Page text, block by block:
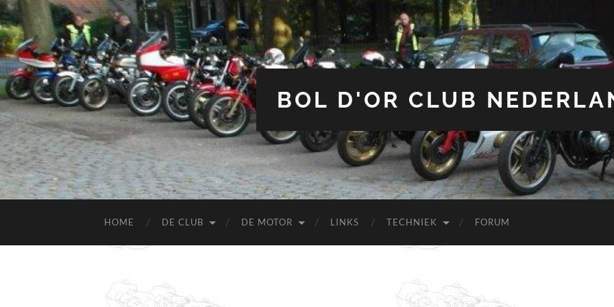
BOL D'OR CLUB
HOME DE CLUB DE MOTOR LINKS TECHNIEK FORUM